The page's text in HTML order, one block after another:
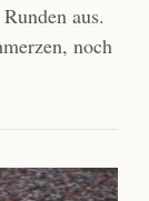
aus.
noch